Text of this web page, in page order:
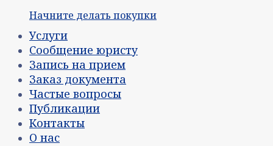
Начните делать покупки
Услуги
Сообщение юристу
Запись на прием
Заказ документа
Частые вопросы
Публикации
Контакты
О нас